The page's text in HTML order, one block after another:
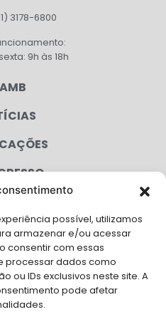
possível, utilizamos
armazenar e/ou acessar
consentir com essas
processar dados como
ou IDs exclusivos neste site. A
pode afetar
3178-6800
9h às 18h